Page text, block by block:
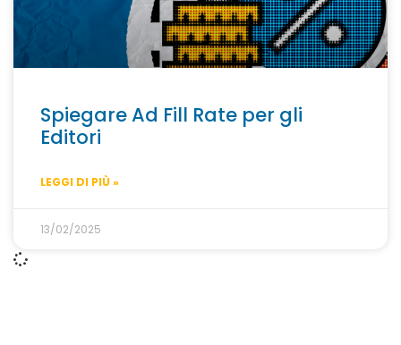
Spiegare Ad Fill Rate per gli
Editori
LEGGI DI PIÙ »
13/02/2025